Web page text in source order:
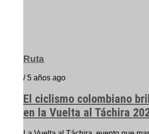
Ruta
/ 5 años ago
El ciclismo colombiano
en la Vuelta al Táchira